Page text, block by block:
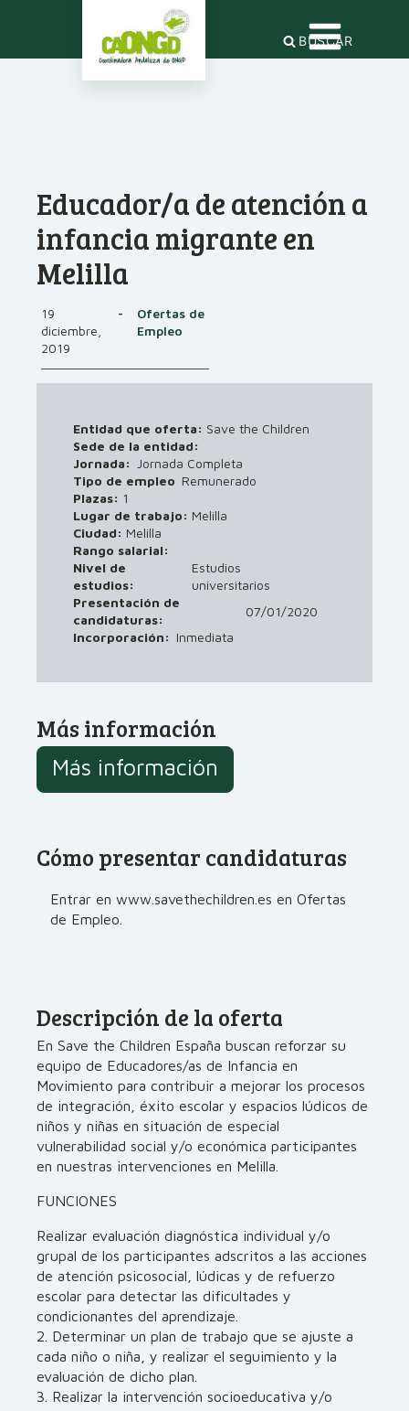
BUSCAR
Educador/a de atención a
infancia migrante en
Melilla
19
diciembre,
2019
-
Ofertas de
Empleo
Entidad que oferta: Save the Children
Sede de la entidad:
Jornada: Jornada Completa
Tipo de empleo Remunerado
Plazas: 1
Lugar de trabajo: Melilla
Ciudad: Melilla
Rango salarial:
Nivel de
estudios:
Estudios
universitarios
Presentación de
candidaturas:
07/01/2020
Incorporación: Inmediata
Más información
Más información
Cómo presentar candidaturas
Entrar en www.savethechildren.es en Ofertas
de Empleo.
Descripción de la oferta
En Save the Children España buscan reforzar su
equipo de Educadores/as de Infancia en
Movimiento para contribuir a mejorar los procesos
de integración, éxito escolar y espacios lúdicos de
niños y niñas en situación de especial
vulnerabilidad social y/o económica participantes
en nuestras intervenciones en Melilla.
FUNCIONES
Realizar evaluación diagnóstica individual y/o
grupal de los participantes adscritos a las acciones
de atención psicosocial, lúdicas y de refuerzo
escolar para detectar las dificultades y
condicionantes del aprendizaje.
2. Determinar un plan de trabajo que se ajuste a
cada niño o niña, y realizar el seguimiento y la
evaluación de dicho plan.
3. Realizar la intervención socioeducativa y/o